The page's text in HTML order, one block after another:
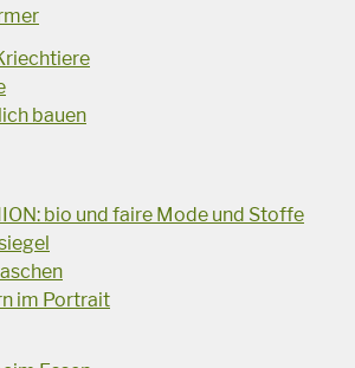
bauen
bio und faire Mode und Stoffe
im Portrait